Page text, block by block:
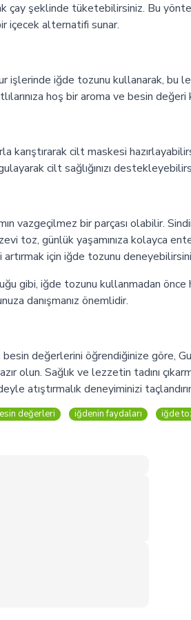
çay şeklinde tüketebilirsiniz. Bu
içecek alternatifi sunar.
işlerinde iğde tozunu kullanarak, bu
hoş bir aroma ve besin değeri
karıştırarak cilt maskesi
cilt sağlığınızı
vazgeçilmez bir parçası olabilir.
toz, günlük yaşamınıza kolayca
için iğde tozunu
gibi, iğde tozunu kullanmadan önce
danışmanız önemlidir.
besin değerlerini öğrendiğinize göre,
olun. Sağlık ve lezzetin tadını
atıştırmalık deneyiminizi
değerleri iğdenin faydaları
iğde